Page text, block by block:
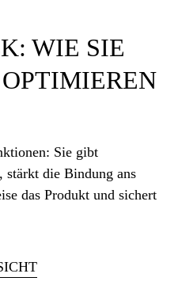
WIE SIE
Sie gibt
stärkt die Bindung ans
das Produkt und sichert